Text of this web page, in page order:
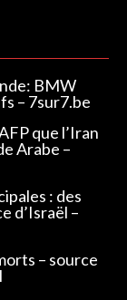
BMW
– 7sur7.be
que l’Iran
Arabe –
: des
d’Israël –
– source